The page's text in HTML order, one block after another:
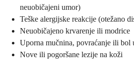
neuobičajeni umor)
Teške alergijske reakcije (otežano
Neuobičajeno krvarenje ili modrice
Uporna mučnina, povraćanje ili bol
Nove ili pogoršane lezije na koži